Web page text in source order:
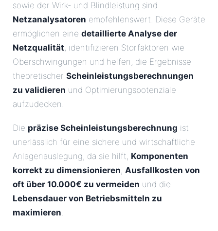
sowie der Wirk- und Blindleistung sind
Netzanalysatoren empfehlenswert. Diese Geräte
ermöglichen eine detaillierte Analyse der
Netzqualität, identifizieren Störfaktoren wie
Oberschwingungen und helfen, die Ergebnisse
theoretischer Scheinleistungsberechnungen
zu validieren und Optimierungspotenziale
aufzudecken.
Die präzise Scheinleistungsberechnung ist
unerlässlich für eine sichere und wirtschaftliche
Anlagenauslegung, da sie hilft, Komponenten
korrekt zu dimensionieren, Ausfallkosten von
oft über 10.000€ zu vermeiden und die
Lebensdauer von Betriebsmitteln zu
maximieren.